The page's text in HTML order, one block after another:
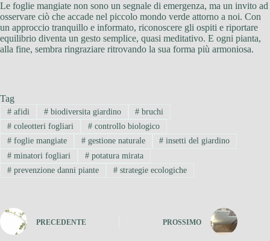
Le foglie mangiate non sono un segnale di emergenza, ma un invito ad
osservare ciò che accade nel piccolo mondo verde attorno a noi. Con
un approccio tranquillo e informato, riconoscere gli ospiti e riportare
equilibrio diventa un gesto semplice, quasi meditativo. E ogni pianta,
alla fine, sembra ringraziare ritrovando la sua forma più armoniosa.
Tag
#afidi #biodiversita giardino # bruchi
#coleotteri fogliari #controllo biologico
#foglie mangiate #gestione naturale # insetti del giardino
#minatori fogliari #potatura mirata
#prevenzione danni piante #strategie ecologiche
PRECEDENTE PROSSIMO